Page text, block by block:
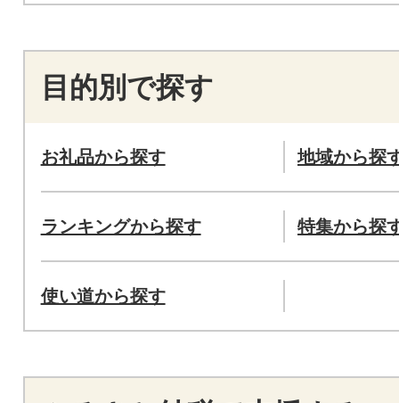
目的別で探す
お礼品から探す 地域から探
ランキングから探す 特集から探
使い道から探す